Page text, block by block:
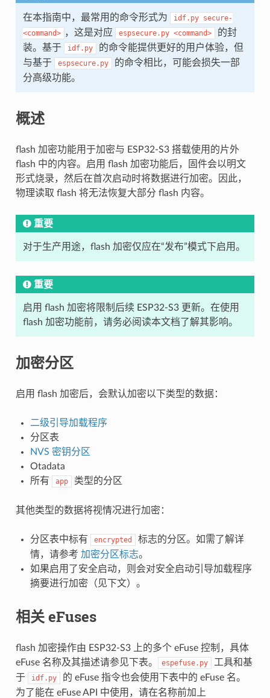
在本指南中，最常用的命令形式为 idf.py secure-
<command> ，这是对应 espsecure.py <command>
的封
装。基于
idf.py
的命令能提供更好的用户体验，但
与基于
espsecure.py
的命令相比，可能会损失一部
分高级功能。
概述
flash 加密功能用于加密与 ESP32-S3 搭载使用的片外
flash 中的内容。启用 flash 加密功能后，固件会以明文
形式烧录，然后在首次启动时将数据进行加密。因此，
物理读取 flash 将无法恢复大部分 flash 内容。
重要
对于生产用途，flash 加密仅应在“发布”模式下启用。
重要
启用 flash 加密将限制后续 ESP32-S3 更新。在使用
flash 加密功能前，请务必阅读本文档了解其影响。
加密分区
启用 flash 加密后，会默认加密以下类型的数据：
二级引导加载程序
分区表
NVS 密钥分区
Otadata
所有
app 类型的分区
其他类型的数据将视情况进行加密：
分区表中标有 encrypted
标志的分区。如需了解详
情，请参考 加密分区标志。
如果启用了安全启动，则会对安全启动引导加载程序
摘要进行加密（见下文）。
相关 eFuses
flash 加密操作由 ESP32-S3 上的多个 eFuse 控制，具体
eFuse 名称及其描述请参见下表。
espefuse.py
工具和基
于
idf.py
的 eFuse 指令也会使用下表中的 eFuse 名。
为了能在 eFuse API 中使用，请在名称前加上